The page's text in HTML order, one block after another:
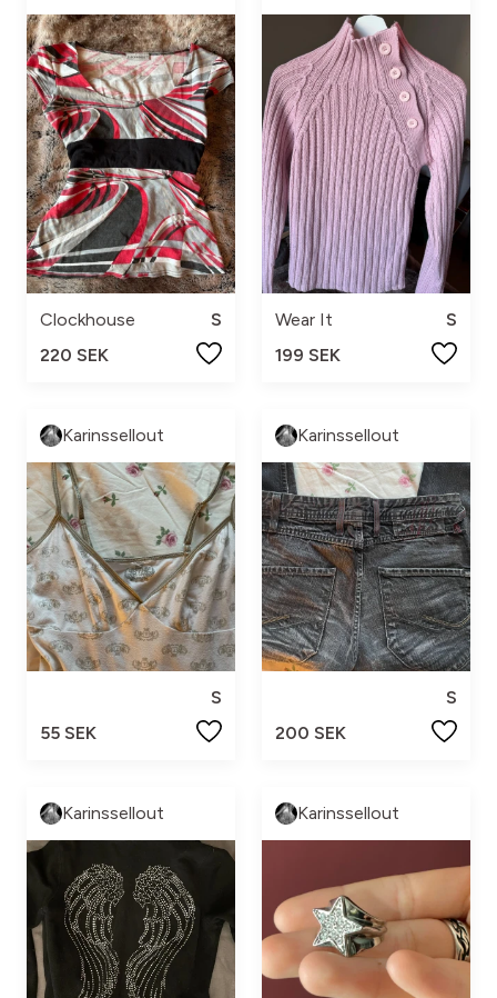
Clockhouse
S
220 SEK
Wear It
S
199 SEK
Karinssellout
S
55 SEK
Karinssellout
S
200 SEK
Karinssellout Karinssellout